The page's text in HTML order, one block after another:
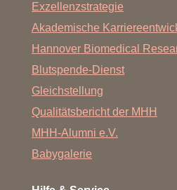
Exzellenzstrategie
Akademische
Hannover Biomedical
Blutspende-Dienst
Gleichstellung
Qualitätsbericht der MHH
MHH-Alumni e.V.
Babygalerie